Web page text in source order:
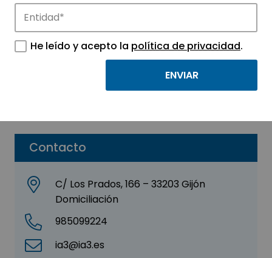
Contacto
C/ Los Prados, 166 – 33203 Gijón
Domiciliación
985099224
ia3@ia3.es
IA3, S. L.
INGENIERIA, CONSULTORIA Y ASESORIA
He leído y acepto la política de privacidad.